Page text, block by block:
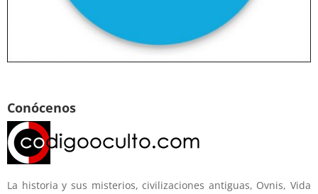
Conócenos
La historia y sus misterios, civilizaciones antiguas, Ovnis, Vida